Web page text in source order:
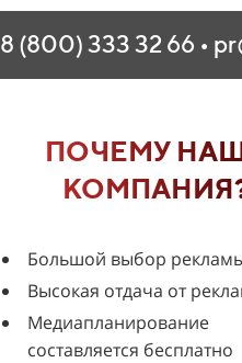
8 (800) 333 32 66 •
ПОЧЕМУ
Большой выбор
Высокая отдача от
Медиапланирование
составляется бесплатно